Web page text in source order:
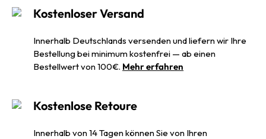
Kostenloser Versand
Innerhalb Deutschlands versenden und liefern wir Ihre
Bestellung bei minimum kostenfrei — ab einen
Bestellwert von 100€. Mehr erfahren
Kostenlose Retoure
Innerhalb von 14 Tagen können Sie von Ihren